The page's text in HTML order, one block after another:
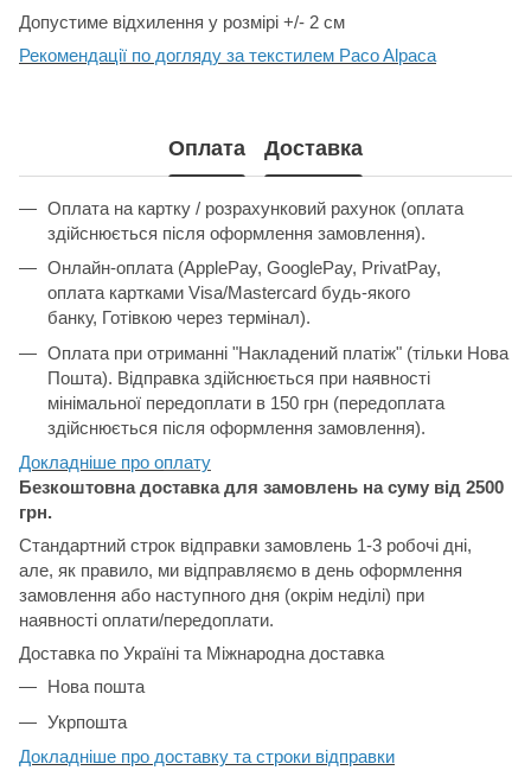
Допустиме відхилення у розмірі +/- 2 см
Рекомендації по догляду за текстилем Paco Alpaca
Оплата Доставка
Оплата на картку / розрахунковий рахунок (оплата
здійснюється після оформлення замовлення).
Онлайн-оплата (ApplePay, GooglePay, PrivatPay,
оплата картками Visa/Mastercard будь-якого
банку, Готівкою через термінал).
Оплата при отриманні "Накладений платіж" (тільки Нова
Пошта). Відправка здійснюється при наявності
мінімальної передоплати в 150 грн (передоплата
здійснюється після оформлення замовлення).
Докладніше про оплату
Безкоштовна доставка для замовлень на суму від 2500
грн.
Стандартний строк відправки замовлень 1-3 робочі дні,
але, як правило, ми відправляємо в день оформлення
замовлення або наступного дня (окрім неділі) при
наявності оплати/передоплати.
Доставка по Україні та Міжнародна доставка
Нова пошта
Укрпошта
Докладніше про доставку та строки відправки